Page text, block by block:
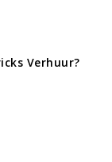
Verhuur?